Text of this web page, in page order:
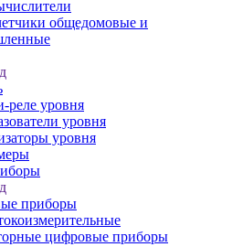
общедомовые и
реле уровня
уровня
уровня
приборы
цифровые приборы